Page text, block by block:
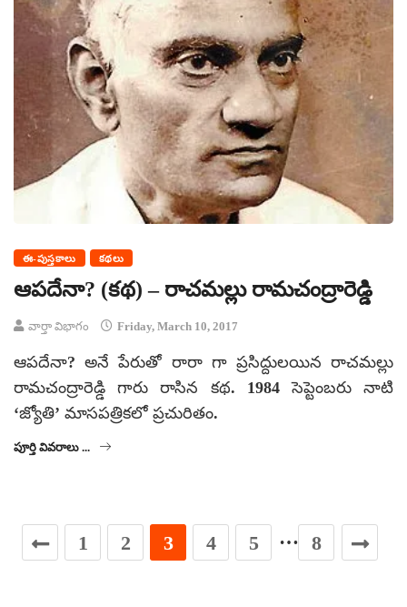
ఈ-పుస్తకాలు కథలు
ఆపదేనా? (కథ) – రాచమల్లు రామచంద్రారెడ్డి
వార్తా విభాగం Friday, March 10, 2017
ఆపదేనా? అనే పేరుతో రారా గా ప్రసిద్దులయిన రాచమల్లు
రామచంద్రారెడ్డి గారు రాసిన కథ. 1984 సెప్టెంబరు నాటి
‘జ్యోతి’ మాసపత్రికలో ప్రచురితం.
పూర్తి వివరాలు ...
1 2 3 4 5 … 8